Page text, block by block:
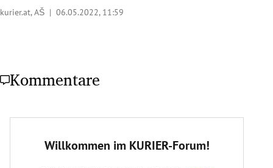
kurier.at, AŠ | 06.05.2022, 11:59
Kommentare